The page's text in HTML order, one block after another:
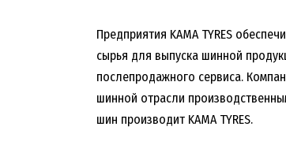
Предприятия KAMA TYRES
сырья для выпуска шинной
послепродажного сервиса.
шинной отрасли
шин производит KAMA TYRES.